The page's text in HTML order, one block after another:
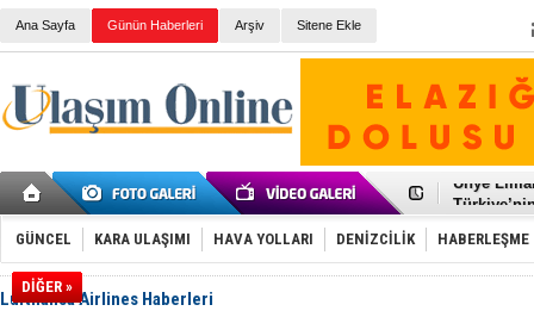
Ana Sayfa Günün Haberleri Arşiv Sitene Ekle
BMW,
Kiralık
VW'de
İzmir-
Toyota
GÜNCEL KARA ULAŞIMI HAVA YOLLARI DENİZCİLİK HABERLEŞME
DİĞER »
Lufthansa Airlines Haberleri